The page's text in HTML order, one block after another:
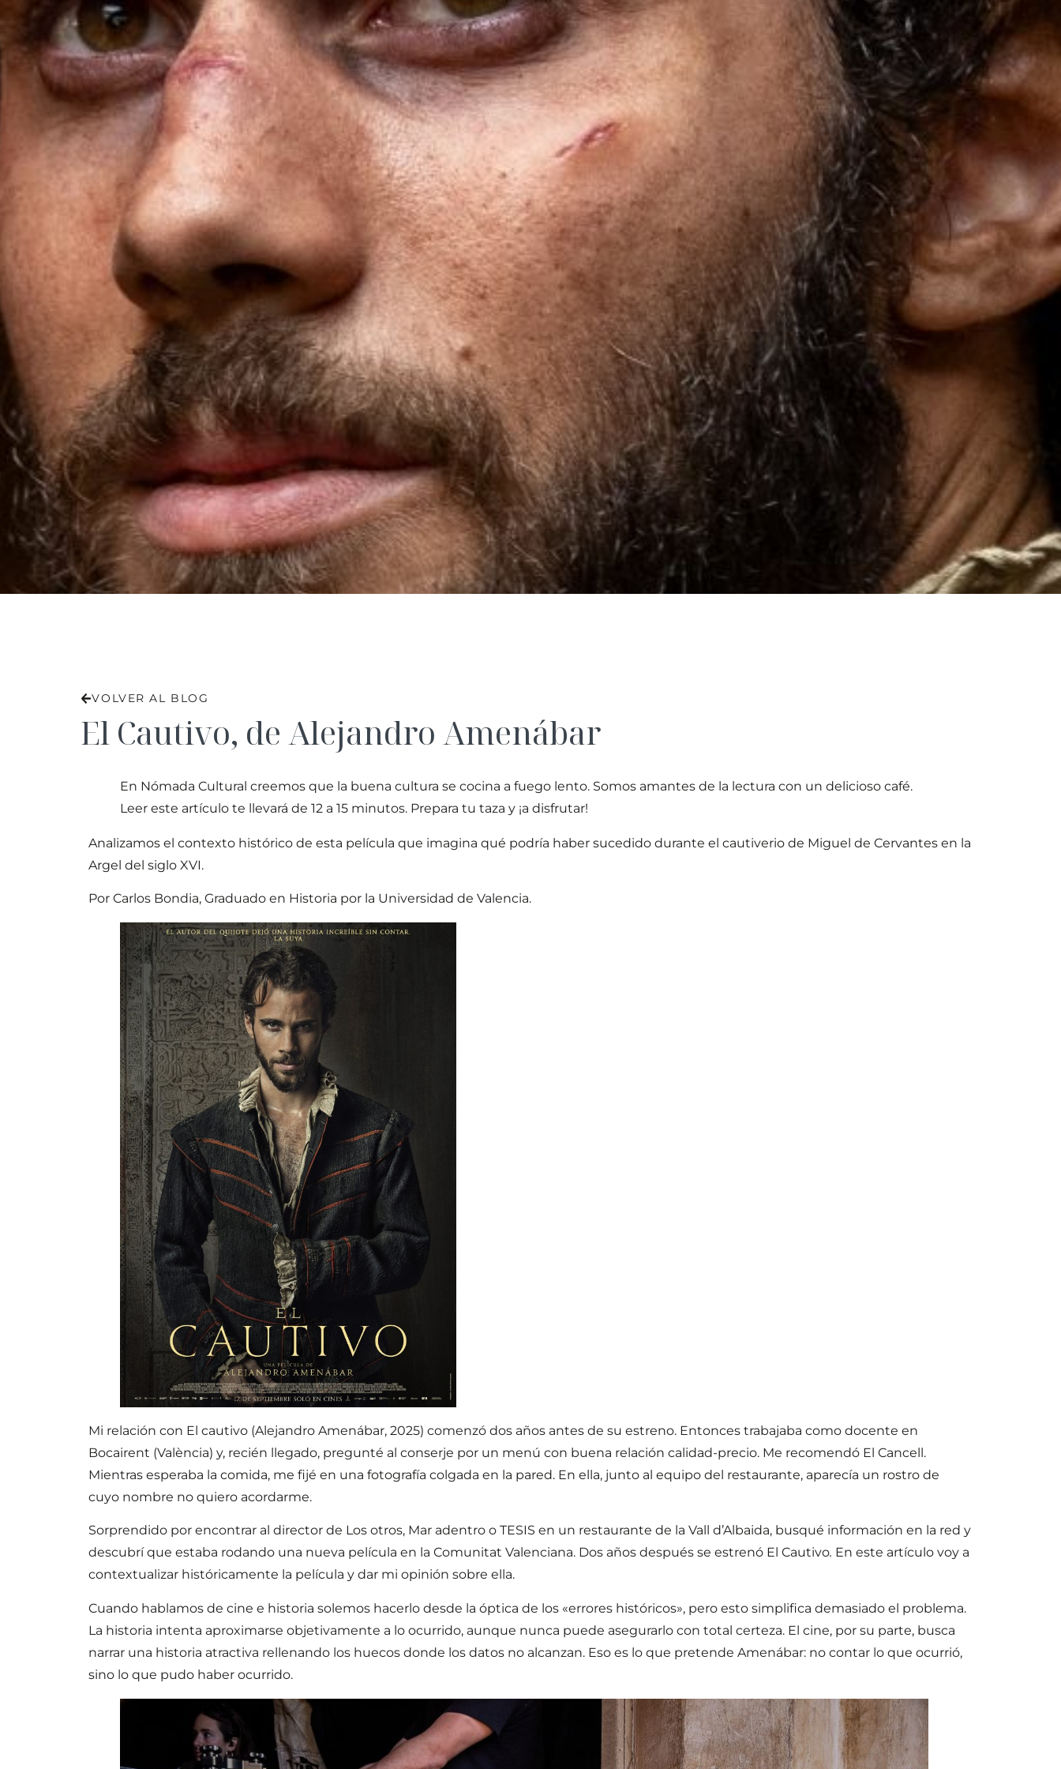
VOLVER AL BLOG
El Cautivo, de Alejandro Amenábar
En Nómada Cultural creemos que la buena cultura se cocina a fuego lento. Somos amantes de la lectura con un delicioso café.
Leer este artículo te llevará de 12 a 15 minutos. Prepara tu taza y ¡a disfrutar!
Analizamos el contexto histórico de esta película que imagina qué podría haber sucedido durante el cautiverio de Miguel de Cervantes en la
Argel del siglo XVI.
Por Carlos Bondia, Graduado en Historia por la Universidad de Valencia.
Mi relación con El cautivo (Alejandro Amenábar, 2025) comenzó dos años antes de su estreno. Entonces trabajaba como docente en
Bocairent (València) y, recién llegado, pregunté al conserje por un menú con buena relación calidad-precio. Me recomendó El Cancell.
Mientras esperaba la comida, me fijé en una fotografía colgada en la pared. En ella, junto al equipo del restaurante, aparecía un rostro de
cuyo nombre no quiero acordarme.
Sorprendido por encontrar al director de Los otros, Mar adentro o TESIS en un restaurante de la Vall d’Albaida, busqué información en la red y
descubrí que estaba rodando una nueva película en la Comunitat Valenciana. Dos años después se estrenó El Cautivo. En este artículo voy a
contextualizar históricamente la película y dar mi opinión sobre ella.
Cuando hablamos de cine e historia solemos hacerlo desde la óptica de los «errores históricos», pero esto simplifica demasiado el problema.
La historia intenta aproximarse objetivamente a lo ocurrido, aunque nunca puede asegurarlo con total certeza. El cine, por su parte, busca
narrar una historia atractiva rellenando los huecos donde los datos no alcanzan. Eso es lo que pretende Amenábar: no contar lo que ocurrió,
sino lo que pudo haber ocurrido.